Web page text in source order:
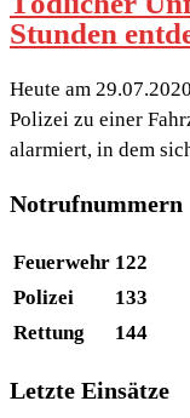
Stunden
Heute am
Polizei zu einer
alarmiert, in dem
Notrufnummern
Feuerwehr 122
Polizei
133
Rettung
144
Letzte Einsätze